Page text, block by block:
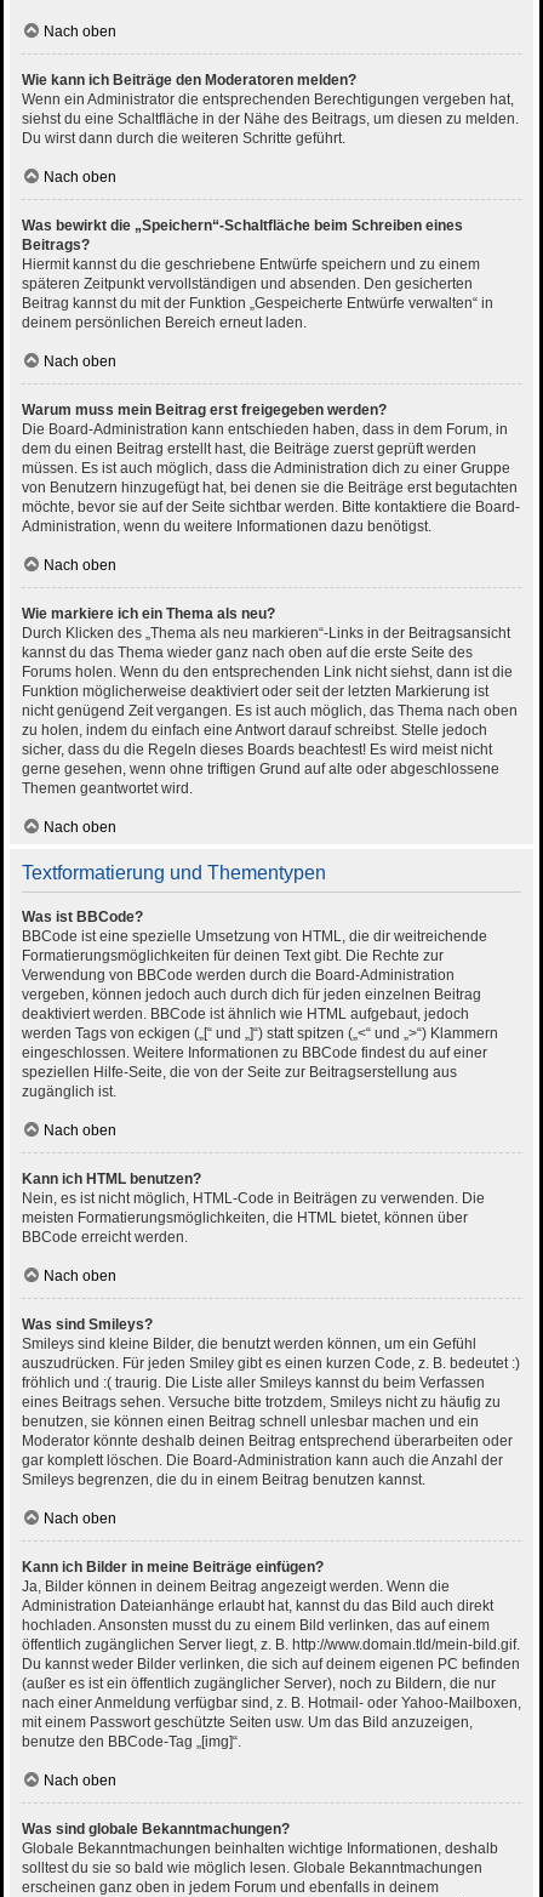
Nach oben
Wie kann ich Beiträge den Moderatoren melden?
Wenn ein Administrator die entsprechenden Berechtigungen vergeben hat,
siehst du eine Schaltfläche in der Nähe des Beitrags, um diesen zu melden.
Du wirst dann durch die weiteren Schritte geführt.
Nach oben
Was bewirkt die „Speichern“-Schaltfläche beim Schreiben eines
Beitrags?
Hiermit kannst du die geschriebene Entwürfe speichern und zu einem
späteren Zeitpunkt vervollständigen und absenden. Den gesicherten
Beitrag kannst du mit der Funktion „Gespeicherte Entwürfe verwalten“ in
deinem persönlichen Bereich erneut laden.
Nach oben
Warum muss mein Beitrag erst freigegeben werden?
Die Board-Administration kann entschieden haben, dass in dem Forum, in
dem du einen Beitrag erstellt hast, die Beiträge zuerst geprüft werden
müssen. Es ist auch möglich, dass die Administration dich zu einer Gruppe
von Benutzern hinzugefügt hat, bei denen sie die Beiträge erst begutachten
möchte, bevor sie auf der Seite sichtbar werden. Bitte kontaktiere die Board-
Administration, wenn du weitere Informationen dazu benötigst.
Nach oben
Wie markiere ich ein Thema als neu?
Durch Klicken des „Thema als neu markieren“-Links in der Beitragsansicht
kannst du das Thema wieder ganz nach oben auf die erste Seite des
Forums holen. Wenn du den entsprechenden Link nicht siehst, dann ist die
Funktion möglicherweise deaktiviert oder seit der letzten Markierung ist
nicht genügend Zeit vergangen. Es ist auch möglich, das Thema nach oben
zu holen, indem du einfach eine Antwort darauf schreibst. Stelle jedoch
sicher, dass du die Regeln dieses Boards beachtest! Es wird meist nicht
gerne gesehen, wenn ohne triftigen Grund auf alte oder abgeschlossene
Themen geantwortet wird.
Nach oben
Textformatierung und Thementypen
Was ist BBCode?
BBCode ist eine spezielle Umsetzung von HTML, die dir weitreichende
Formatierungsmöglichkeiten für deinen Text gibt. Die Rechte zur
Verwendung von BBCode werden durch die Board-Administration
vergeben, können jedoch auch durch dich für jeden einzelnen Beitrag
deaktiviert werden. BBCode ist ähnlich wie HTML aufgebaut, jedoch
werden Tags von eckigen („[“ und „]“) statt spitzen („<“ und „>“) Klammern
eingeschlossen. Weitere Informationen zu BBCode findest du auf einer
speziellen Hilfe-Seite, die von der Seite zur Beitragserstellung aus
zugänglich ist.
Nach oben
Kann ich HTML benutzen?
Nein, es ist nicht möglich, HTML-Code in Beiträgen zu verwenden. Die
meisten Formatierungsmöglichkeiten, die HTML bietet, können über
BBCode erreicht werden.
Nach oben
Was sind Smileys?
Smileys sind kleine Bilder, die benutzt werden können, um ein Gefühl
auszudrücken. Für jeden Smiley gibt es einen kurzen Code, z. B. bedeutet :)
fröhlich und :( traurig. Die Liste aller Smileys kannst du beim Verfassen
eines Beitrags sehen. Versuche bitte trotzdem, Smileys nicht zu häufig zu
benutzen, sie können einen Beitrag schnell unlesbar machen und ein
Moderator könnte deshalb deinen Beitrag entsprechend überarbeiten oder
gar komplett löschen. Die Board-Administration kann auch die Anzahl der
Smileys begrenzen, die du in einem Beitrag benutzen kannst.
Nach oben
Kann ich Bilder in meine Beiträge einfügen?
Ja, Bilder können in deinem Beitrag angezeigt werden. Wenn die
Administration Dateianhänge erlaubt hat, kannst du das Bild auch direkt
hochladen. Ansonsten musst du zu einem Bild verlinken, das auf einem
öffentlich zugänglichen Server liegt, z. B. http://www.domain.tld/mein-bild.gif.
Du kannst weder Bilder verlinken, die sich auf deinem eigenen PC befinden
(außer es ist ein öffentlich zugänglicher Server), noch zu Bildern, die nur
nach einer Anmeldung verfügbar sind, z. B. Hotmail- oder Yahoo-Mailboxen,
mit einem Passwort geschützte Seiten usw. Um das Bild anzuzeigen,
benutze den BBCode-Tag „[img]“.
Nach oben
Was sind globale Bekanntmachungen?
Globale Bekanntmachungen beinhalten wichtige Informationen, deshalb
solltest du sie so bald wie möglich lesen. Globale Bekanntmachungen
erscheinen ganz oben in jedem Forum und ebenfalls in deinem